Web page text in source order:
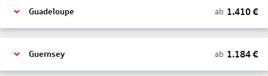
Guadeloupe ab 1.410€
Guernsey ab 1.184€